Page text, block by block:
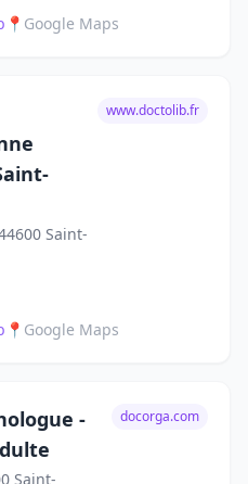
📍 Google Maps
Saint-
www.doctolib.fr
📍 Google Maps
-
Saint-
docorga.com